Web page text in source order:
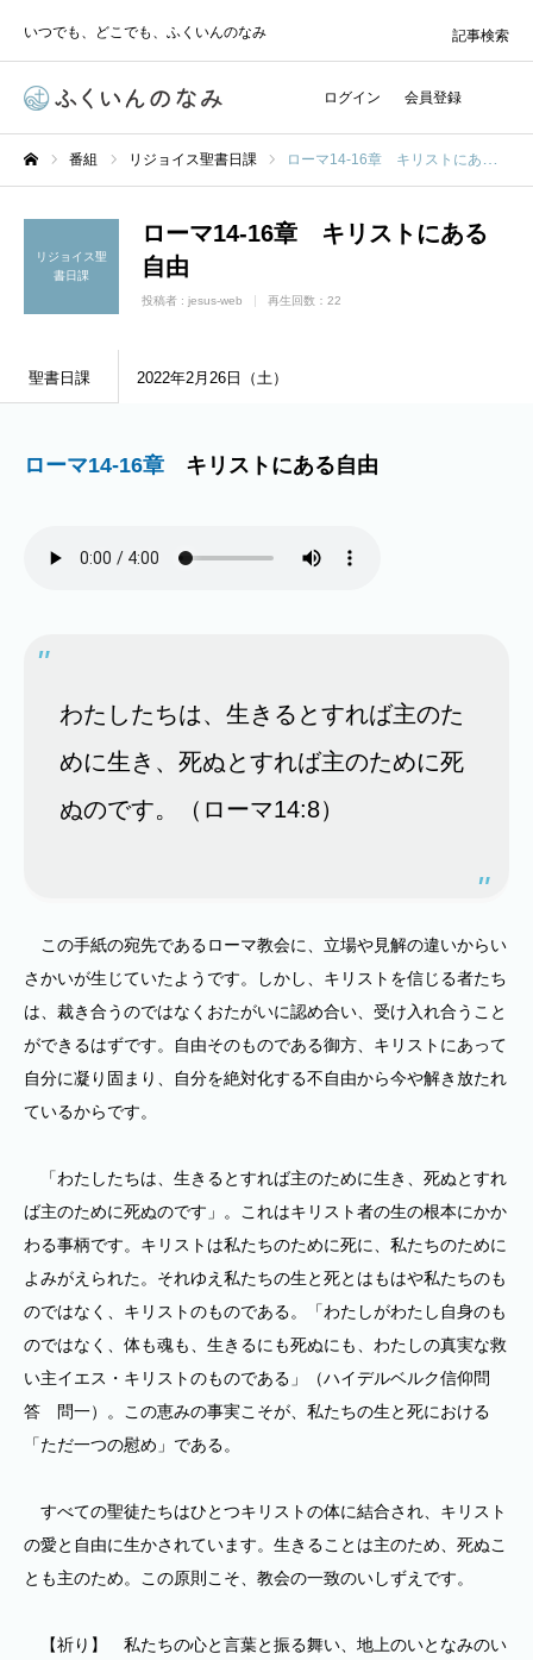
いつでも、どこでも、ふくいんのなみ
ログイン 会員登録
記事検索
番組 リジョイス聖書日課 ローマ14-16章 キリストにある自由
リジョイス聖
書日課
ローマ14-16章 キリストにある
自由
投稿者 : jesus-web 再生回数：22
聖書日課 2022年2月26日（土）
ローマ14-16章 キリストにある自由
わたしたちは、生きるとすれば主のた
めに生き、死ぬとすれば主のために死
ぬのです。（ローマ14:8）
この手紙の宛先であるローマ教会に、立場や見解の違いからい
さかいが生じていたようです。しかし、キリストを信じる者たち
は、裁き合うのではなくおたがいに認め合い、受け入れ合うこと
ができるはずです。自由そのものである御方、キリストにあって
自分に凝り固まり、自分を絶対化する不自由から今や解き放たれ
ているからです。
「わたしたちは、生きるとすれば主のために生き、死ぬとすれ
ば主のために死ぬのです」。これはキリスト者の生の根本にかか
わる事柄です。キリストは私たちのために死に、私たちのために
よみがえられた。それゆえ私たちの生と死とはもはや私たちのも
のではなく、キリストのものである。「わたしがわたし自身のも
のではなく、体も魂も、生きるにも死ぬにも、わたしの真実な救
い主イエス・キリストのものである」（ハイデルベルク信仰問
答 問一）。この恵みの事実こそが、私たちの生と死における
「ただ一つの慰め」である。
すべての聖徒たちはひとつキリストの体に結合され、キリスト
の愛と自由に生かされています。生きることは主のため、死ぬこ
とも主のため。この原則こそ、教会の一致のいしずえです。
【祈り】 私たちの心と言葉と振る舞い、地上のいとなみのい